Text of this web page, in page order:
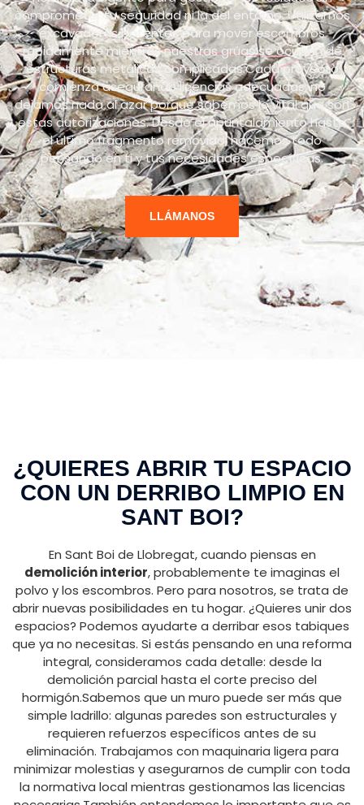
comprometer tu seguridad ni la del entorno. Utilizamos
excavadoras potentes para mover escombros
rápidamente mientras nuestras grúas se ocupan de
estructuras metálicas complicadas.Cada proyecto
comienza asegurando licencias adecuadas: no
dejamos nada al azar porque sabemos lo vital que son
estas autorizaciones. Desde el apuntalamiento hasta
el último fragmento removido, hacemos todo
pensando en ti y tus necesidades específicas.
LLÁMANOS
¿QUIERES ABRIR TU ESPACIO
CON UN DERRIBO LIMPIO EN
SANT BOI?
En Sant Boi de Llobregat, cuando piensas en
demolición interior, probablemente te imaginas el
polvo y los escombros. Pero para nosotros, se trata de
abrir nuevas posibilidades en tu hogar. ¿Quieres unir dos
espacios? Podemos ayudarte a derribar esos tabiques
que ya no necesitas. Si estás pensando en una reforma
integral, consideramos cada detalle: desde la
demolición parcial hasta el corte preciso del
hormigón.Sabemos que un muro puede ser más que
simple ladrillo: algunas paredes son estructurales y
requieren refuerzos específicos antes de su
eliminación. Trabajamos con maquinaria ligera para
minimizar molestias y asegurarnos de cumplir con toda
la normativa local mientras gestionamos las licencias